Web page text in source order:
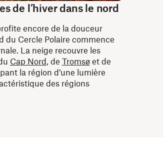
de l’hiver dans le nord
encore de la douceur
du Cercle Polaire commence
La neige recouvre les
Cap Nord, de Tromsøet de
la région d’une lumière
des régions